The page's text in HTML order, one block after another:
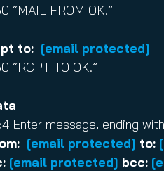
“MAIL FROM OK.”
to: [email protected]
“RCPT TO OK.”
Enter message, ending
[email protected] to:
[email protected] bcc: